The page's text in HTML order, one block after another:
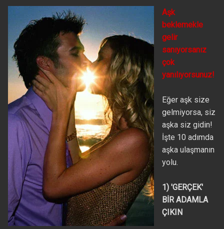
Aşk
beklemekle
gelir
sanıyorsanız
çok
yanılıyorsunuz!
Eğer aşk size
gelmiyorsa, siz
aşka siz gidin!
İşte 10 adımda
aşka ulaşmanın
yolu.
1) 'GERÇEK'
BİR ADAMLA
ÇIKIN